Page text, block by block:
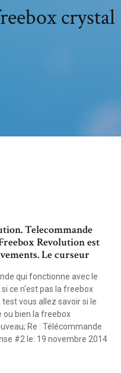
crystal
Telecommande
Revolution est
Le curseur
qui fonctionne avec le
ce n'est pas la freebox
vous allez savoir si le
ou bien la freebox
Re : Télécommande
#2 le: 19 novembre 2014